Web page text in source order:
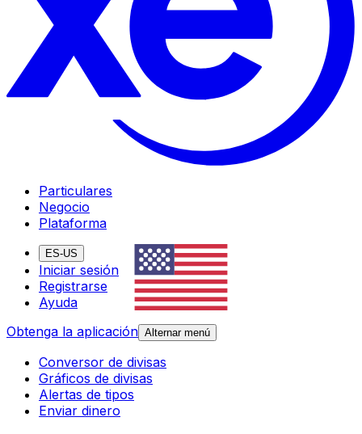
Particulares
Negocio
Plataforma
ES-US
Iniciar sesión
Registrarse
Ayuda
Obtenga la aplicación Alternar menú
Conversor de divisas
Gráficos de divisas
Alertas de tipos
Enviar dinero